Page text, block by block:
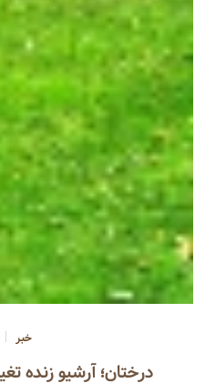
خبر
درختان؛ آرشیو زنده